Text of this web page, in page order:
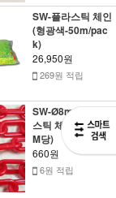
SW-플라스틱 체인
(형광색-50m/pac
k)
26,950원
269원 적립
SW-Ø8mm 플라
스틱 체인(빨강-1
M당)
660원
6원 적립